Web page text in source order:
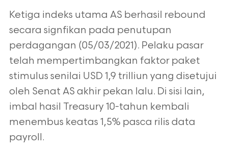
Ketiga indeks utama AS berhasil rebound
secara signfikan pada penutupan
perdagangan (05/03/2021). Pelaku pasar
telah mempertimbangkan faktor paket
stimulus senilai USD 1,9 trilliun yang disetujui
oleh Senat AS akhir pekan lalu. Di sisi lain,
imbal hasil Treasury 10-tahun kembali
menembus keatas 1,5% pasca rilis data
payroll.